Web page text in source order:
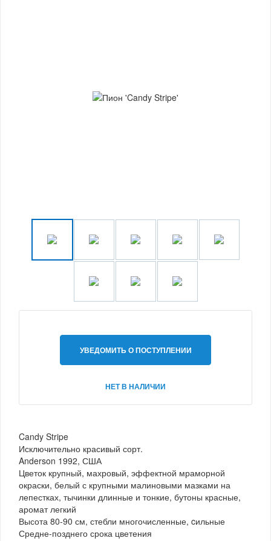
УВЕДОМИТЬ О ПОСТУПЛЕНИИ
НЕТ В НАЛИЧИИ
Candy Stripe
Исключительно красивый сорт.
Anderson 1992, США
Цветок крупный, махровый, эффектной мраморной
окраски, белый с крупными малиновыми мазками на
лепестках, тычинки длинные и тонкие, бутоны красные,
аромат легкий
Высота 80-90 см, стебли многочисленные, cильные
Средне-позднего срока цветения